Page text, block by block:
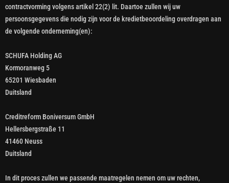
contractvorming volgens artikel 22(2) lit. Daartoe zullen wij uw
persoonsgegevens die nodig zijn voor de kredietbeoordeling overdragen aan
de volgende onderneming(en):
SCHUFA Holding AG
Kormoranweg 5
65201 Wiesbaden
Duitsland
Creditreform Boniversum GmbH
Hellersbergstraße 11
41460 Neuss
Duitsland
In dit proces zullen we passende maatregelen nemen om uw rechten,